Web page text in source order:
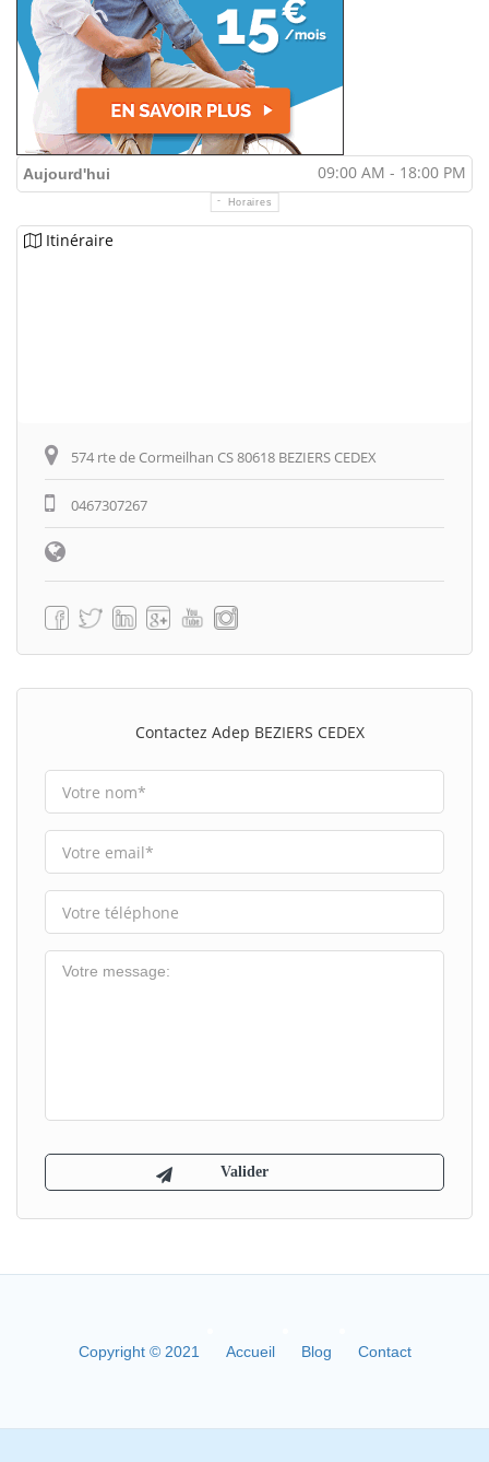
Aujourd'hui 09:00 AM - 18:00 PM
Horaires
Itinéraire
574 rte de Cormeilhan CS 80618 BEZIERS CEDEX
0467307267
Contactez Adep BEZIERS CEDEX
Copyright © 2021 Accueil Blog Contact